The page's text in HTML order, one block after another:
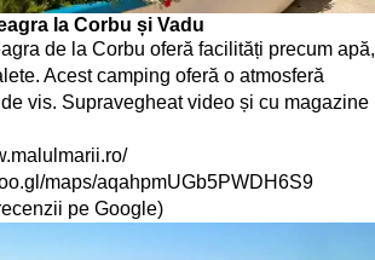
la Corbu și Vadu
de la Corbu oferă facilități precum apă,
Acest camping oferă o atmosferă
vis. Supravegheat video și cu magazine
maps/aqahpmUGb5PWDH6S9
pe Google)